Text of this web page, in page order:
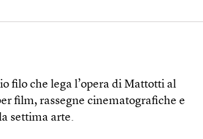
filo che lega l’opera di Mattotti al
film, rassegne cinematografiche e
settima arte.